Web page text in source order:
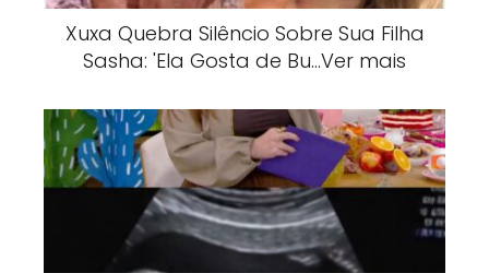
Xuxa Quebra Silêncio Sobre Sua Filha
Sasha: 'Ela Gosta de Bu…Ver mais